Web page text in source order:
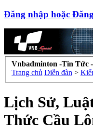
Đăng nhập hoặc
Vnbadminton -Tin Tức
Trang chủ Diễn đàn >
Lịch Sử,
Thức Cầu